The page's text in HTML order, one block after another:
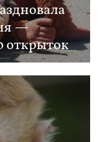
—
открыток